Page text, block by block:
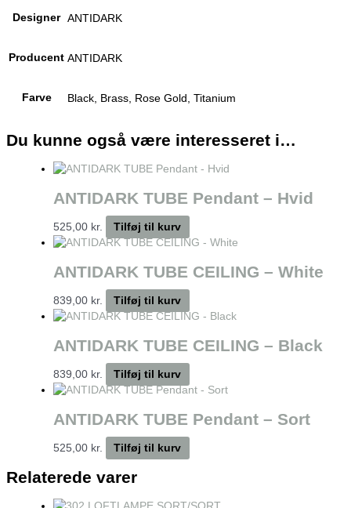
Designer ANTIDARK
Producent ANTIDARK
Farve Black, Brass, Rose Gold, Titanium
Du kunne også være interesseret i…
ANTIDARK TUBE Pendant – Hvid
525,00 kr. Tilføj til kurv
ANTIDARK TUBE CEILING – White
839,00 kr. Tilføj til kurv
ANTIDARK TUBE CEILING – Black
839,00 kr. Tilføj til kurv
ANTIDARK TUBE Pendant – Sort
525,00 kr. Tilføj til kurv
Relaterede varer